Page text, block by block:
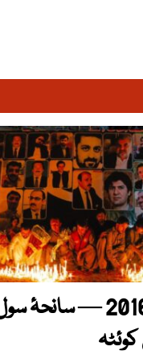
اگست 2016 — سانحۂ